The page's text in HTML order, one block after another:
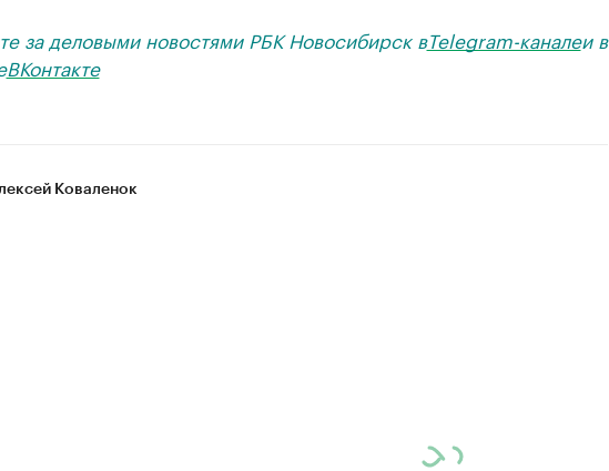
за деловыми новостями РБК Новосибирск вTelegram-каналеи в
ВКонтакте
Коваленок